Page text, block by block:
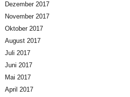
Dezember 2017
November 2017
Oktober 2017
August 2017
Juli 2017
Juni 2017
Mai 2017
April 2017